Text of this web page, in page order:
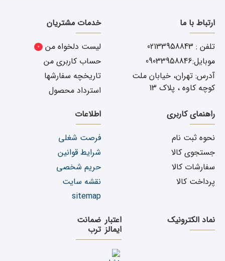
ارتباط با ما
تلفن : 02133958843
موبایل:09033958846
آدرس: تهران، خیابان ملت
کوچه کاوه ، پلاک 13
خدمات مشتریان
لیست دلخواه من
0
حساب کاربری من
تاریخچه سفارشها
استرداد محصول
راهنمای کاربری
نحوه ثبت نام
جستجوی کالا
سفارشات کالا
پرداخت کالا
اطلاعات
فرصت شغلی
شرایط قوانین
حریم شخصی
نقشه سایت
sitemap
نماد الکترونیک
اعتبار
ایمالز
ضمانت
ترب